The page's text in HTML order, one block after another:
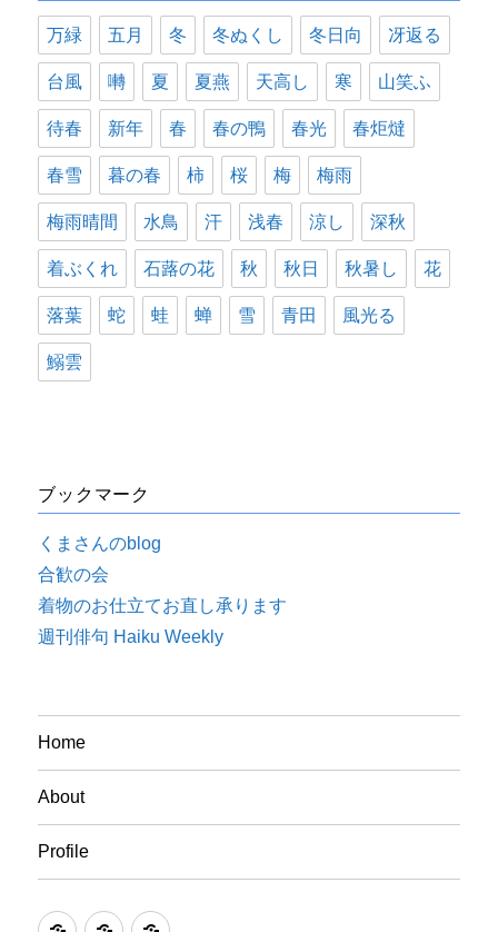
万緑 五月 冬 冬ぬくし 冬日向 冴返る
台風 囀 夏 夏燕 天高し 寒 山笑ふ
待春 新年 春 春の鴨 春光 春炬燵
春雪 暮の春 柿 桜 梅 梅雨
梅雨晴間 水鳥 汗 浅春 涼し 深秋
着ぶくれ 石蕗の花 秋 秋日 秋暑し 花
落葉 蛇 蛙 蝉 雪 青田 風光る
鰯雲
ブックマーク
くまさんのblog
合歓の会
着物のお仕立てお直し承ります
週刊俳句 Haiku Weekly
Home
About
Profile
HomeAboutProfile